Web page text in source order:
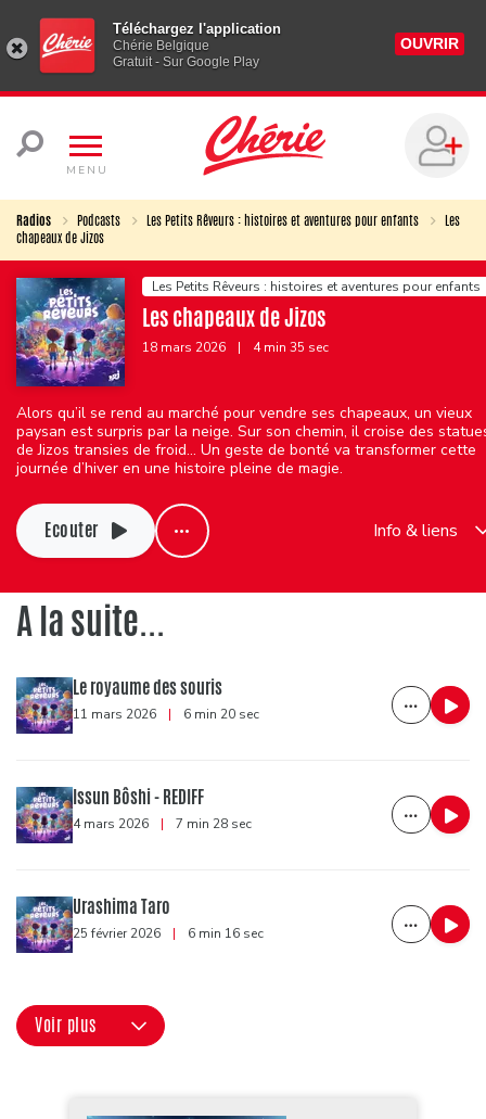
Téléchargez l'application
Chérie Belgique
Gratuit - Sur Google Play
OUVRIR
MENU
Radios Podcasts Les Petits Rêveurs : histoires et aventures pour enfants
Les
chapeaux de Jizos
Les Petits Rêveurs : histoires et aventures pour enfants
Les chapeaux de Jizos
18 mars 2026 | 4 min 35 sec
Alors qu’il se rend au marché pour vendre ses chapeaux, un vieux
paysan est surpris par la neige. Sur son chemin, il croise des
de Jizos transies de froid… Un geste de bonté va transformer cette
journée d’hiver en une histoire pleine de magie.
Ecouter Info & liens
A la suite...
Le royaume des souris
11 mars 2026 | 6 min 20 sec
Issun Bôshi - REDIFF
4 mars 2026 | 7 min 28 sec
Urashima Taro
25 février 2026 | 6 min 16 sec
Voir plus